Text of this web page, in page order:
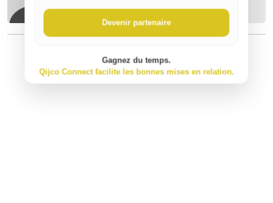
Contacter
⚠️ Signaler un contenu inapproprié
Devenir partenaire
Gagnez du temps.
Qijco Connect facilite les bonnes mises en relation.